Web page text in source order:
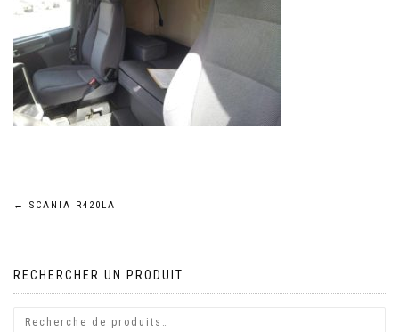
Navigation
l’article
← SCANIA R420LA
RECHERCHER UN PRODUIT